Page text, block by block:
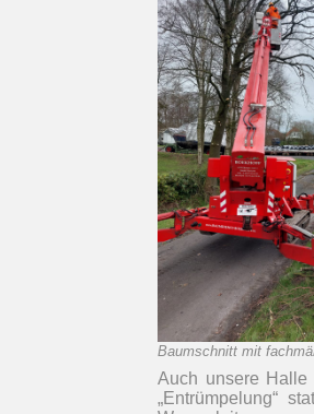
Baumschnitt mit
Auch unsere Halle
„Entrümpelung“